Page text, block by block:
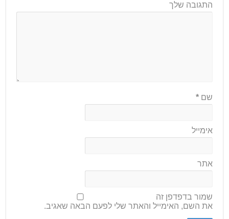
התגובה שלך
שם*
אימייל
אתר
שמור בדפדפן זה
את השם, האימייל והאתר שלי לפעם הבאה שאגיב.